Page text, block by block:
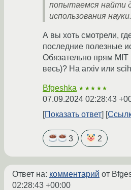
попытаемся найти
использования
А вы хоть смотрели,
последние полезные
Обязательно прям MIT
весь)? На arxiv или
Bfgeshka ★★★★★
07.09.2024 02:28:43
Показать ответ
3 2
Ответ на: комментарий от
02:28:43 +00:00